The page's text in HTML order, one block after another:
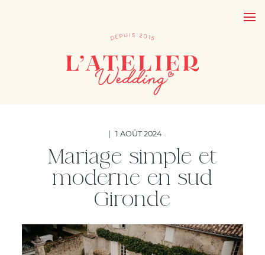
1 AOÛT 2024
Mariage simple et
moderne en sud
Gironde